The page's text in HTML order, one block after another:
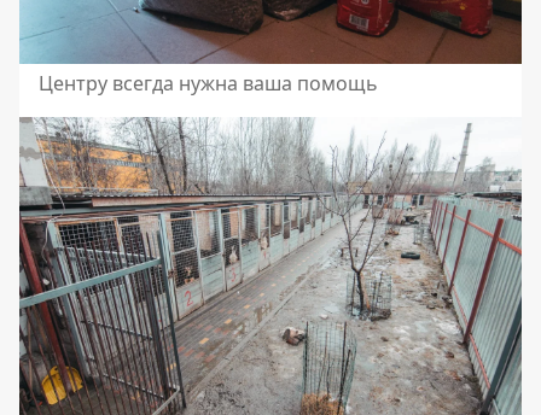
Центру всегда нужна ваша помощь